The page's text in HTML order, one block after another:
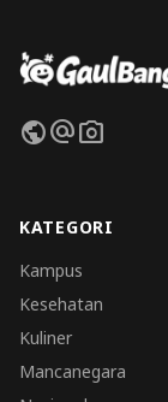
publicalternate_emailphoto_camera
KATEGORI
Kampus
Kesehatan
Kuliner
Mancanegara